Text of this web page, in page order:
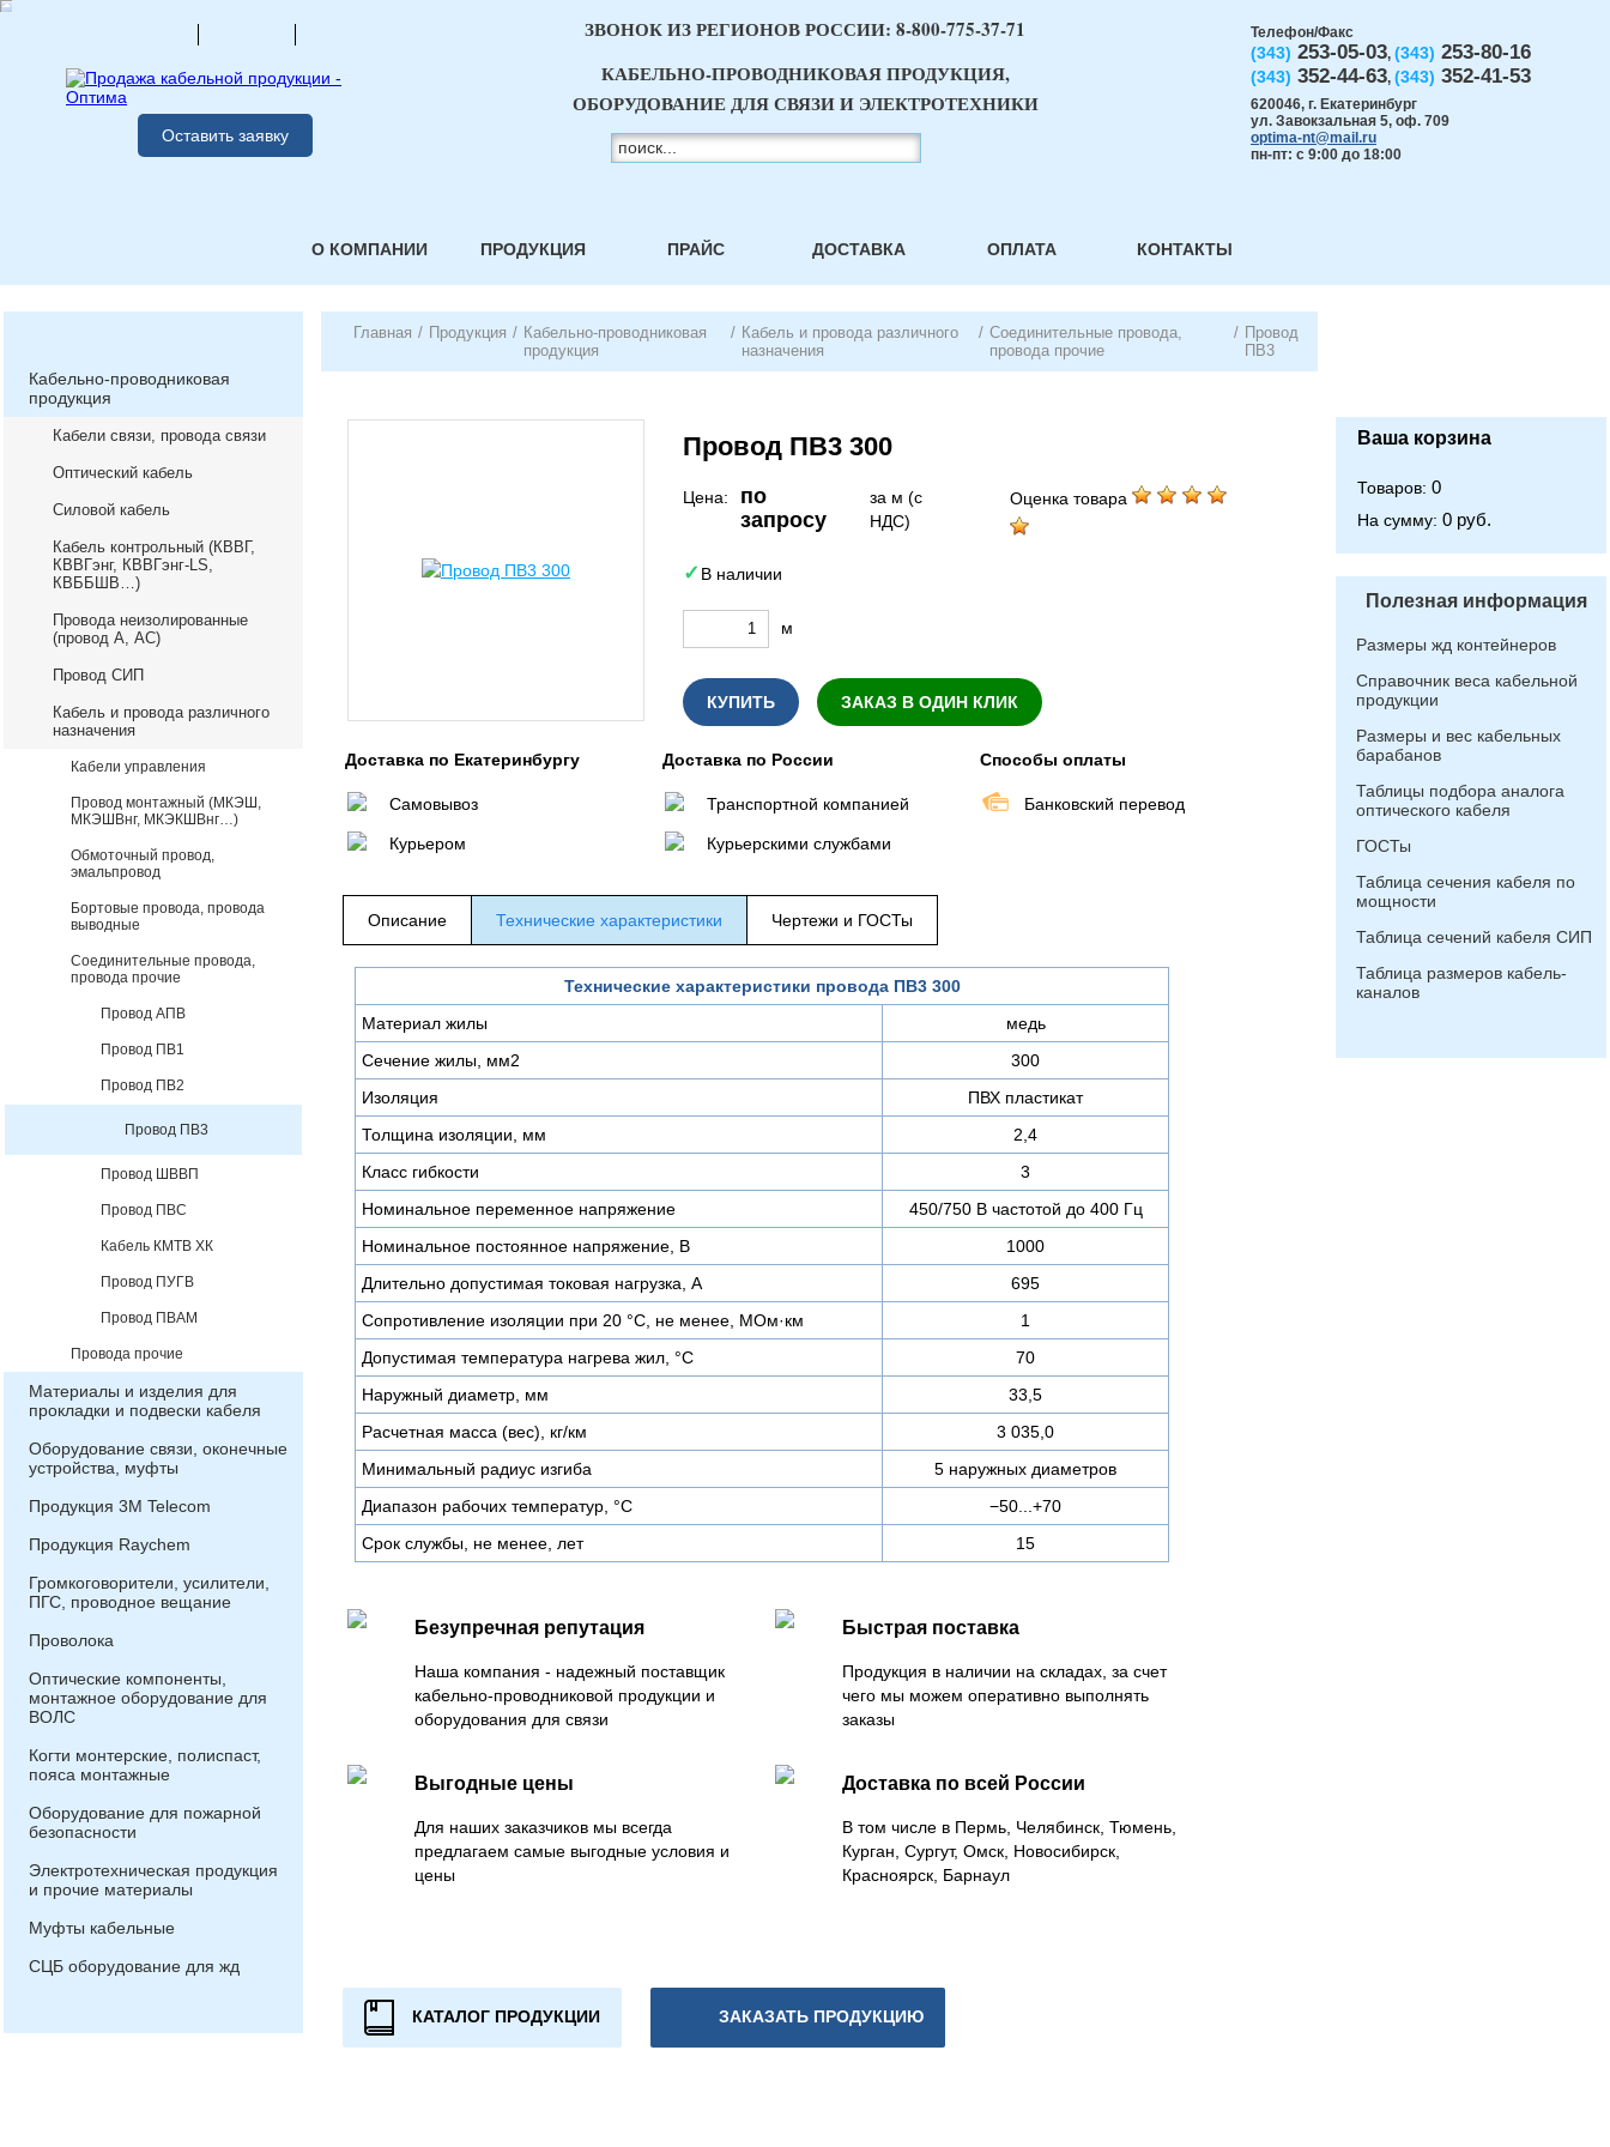
Оставить заявку
Телефон/Факс
(343) 253-05-03, (343) 253-80-16
(343) 352-44-63, (343) 352-41-53
620046, г. Екатеринбург
ул. Завокзальная 5, оф. 709
optima-nt@mail.ru
пн-пт: с 9:00 до 18:00
ЗВОНОК ИЗ РЕГИОНОВ РОССИИ: 8-800-775-37-71
КАБЕЛЬНО-ПРОВОДНИКОВАЯ ПРОДУКЦИЯ,
ОБОРУДОВАНИЕ ДЛЯ СВЯЗИ И ЭЛЕКТРОТЕХНИКИ
О КОМПАНИИ ПРОДУКЦИЯ ПРАЙС ДОСТАВКА ОПЛАТА КОНТАКТЫ
Кабельно-проводниковая
продукция
Кабели связи, провода связи
Оптический кабель
Силовой кабель
Кабель контрольный (КВВГ,
КВВГэнг, КВВГэнг-LS,
КВББШВ…)
Провода неизолированные
(провод А, АС)
Провод СИП
Кабель и провода различного
назначения
Кабели управления
Провод монтажный (МКЭШ,
МКЭШВнг, МКЭКШВнг…)
Обмоточный провод,
эмальпровод
Бортовые провода, провода
выводные
Соединительные провода,
провода прочие
Провод АПВ
Провод ПВ1
Провод ПВ2
Провод ПВ3
Провод ШВВП
Провод ПВС
Кабель КМТВ ХК
Провод ПУГВ
Провод ПВАМ
Провода прочие
Материалы и изделия для
прокладки и подвески кабеля
Оборудование связи, оконечные
устройства, муфты
Продукция 3М Telecom
Продукция Raychem
Громкоговорители, усилители,
ПГС, проводное вещание
Проволока
Оптические компоненты,
монтажное оборудование для
ВОЛС
Когти монтерские, полиспаст,
пояса монтажные
Оборудование для пожарной
безопасности
Электротехническая продукция
и прочие материалы
Муфты кабельные
СЦБ оборудование для жд
Главная / Продукция / Кабельно-проводниковая
продукция
/ Кабель и провода различного
назначения
/ Соединительные провода,
провода прочие
/ Провод
ПВ3
Провод ПВ3 300
Цена:
по
запросу
за м (с
НДС)
Оценка товара
В наличии
м
КУПИТЬ ЗАКАЗ В ОДИН КЛИК
Доставка по Екатеринбургу
Самовывоз
Курьером
Доставка по России
Транспортной компанией
Курьерскими службами
Способы оплаты
Банковский перевод
Описание Технические характеристики Чертежи и ГОСТы
Технические характеристики провода ПВ3 300
Материал жилы
медь
Сечение жилы, мм2
300
Изоляция
ПВХ пластикат
Толщина изоляции, мм
2,4
Класс гибкости
3
Номинальное переменное напряжение
450/750 В частотой до 400 Гц
Номинальное постоянное напряжение, В
1000
Длительно допустимая токовая нагрузка, А
695
Сопротивление изоляции при 20 °С, не менее, МОм·км
1
Допустимая температура нагрева жил, °C
70
Наружный диаметр, мм
33,5
Расчетная масса (вес), кг/км
3 035,0
Минимальный радиус изгиба
5 наружных диаметров
Диапазон рабочих температур, °C
−50...+70
Срок службы, не менее, лет
15
Безупречная репутация
Наша компания - надежный поставщик
кабельно-проводниковой продукции и
оборудования для связи
Быстрая поставка
Продукция в наличии на складах, за счет
чего мы можем оперативно выполнять
заказы
Выгодные цены
Для наших заказчиков мы всегда
предлагаем самые выгодные условия и
цены
Доставка по всей России
В том числе в Пермь, Челябинск, Тюмень,
Курган, Сургут, Омск, Новосибирск,
Красноярск, Барнаул
КАТАЛОГ ПРОДУКЦИИ ЗАКАЗАТЬ ПРОДУКЦИЮ
Ваша корзина
Товаров: 0
На сумму: 0 руб.
Полезная информация
Размеры жд контейнеров
Справочник веса кабельной
продукции
Размеры и вес кабельных
барабанов
Таблицы подбора аналога
оптического кабеля
ГОСТы
Таблица сечения кабеля по
мощности
Таблица сечений кабеля СИП
Таблица размеров кабель-
каналов